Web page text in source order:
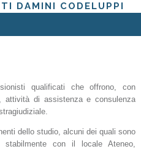
DAMINI CODELUPPI
qualificati che offrono, con
attività di assistenza e consulenza
dello studio, alcuni dei quali sono
stabilmente con il locale Ateneo,